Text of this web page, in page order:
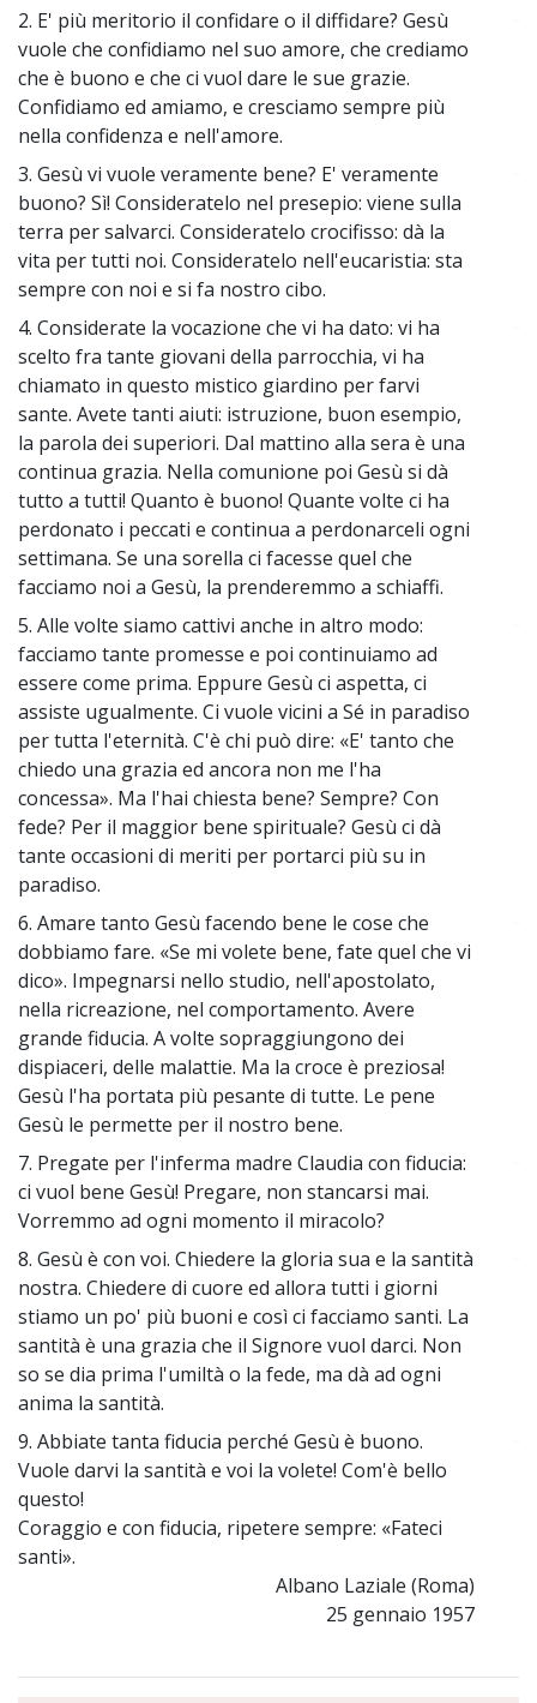
2. E' più meritorio il confidare o il diffidare? Gesù
vuole che confidiamo nel suo amore, che crediamo
che è buono e che ci vuol dare le sue grazie.
Confidiamo ed amiamo, e cresciamo sempre più
nella confidenza e nell'amore.
3. Gesù vi vuole veramente bene? E' veramente
buono? Sì! Consideratelo nel presepio: viene sulla
terra per salvarci. Consideratelo crocifisso: dà la
vita per tutti noi. Consideratelo nell'eucaristia: sta
sempre con noi e si fa nostro cibo.
4. Considerate la vocazione che vi ha dato: vi ha
scelto fra tante giovani della parrocchia, vi ha
chiamato in questo mistico giardino per farvi
sante. Avete tanti aiuti: istruzione, buon esempio,
la parola dei superiori. Dal mattino alla sera è una
continua grazia. Nella comunione poi Gesù si dà
tutto a tutti! Quanto è buono! Quante volte ci ha
perdonato i peccati e continua a perdonarceli ogni
settimana. Se una sorella ci facesse quel che
facciamo noi a Gesù, la prenderemmo a schiaffi.
5. Alle volte siamo cattivi anche in altro modo:
facciamo tante promesse e poi continuiamo ad
essere come prima. Eppure Gesù ci aspetta, ci
assiste ugualmente. Ci vuole vicini a Sé in paradiso
per tutta l'eternità. C'è chi può dire: «E' tanto che
chiedo una grazia ed ancora non me l'ha
concessa». Ma l'hai chiesta bene? Sempre? Con
fede? Per il maggior bene spirituale? Gesù ci dà
tante occasioni di meriti per portarci più su in
paradiso.
6. Amare tanto Gesù facendo bene le cose che
dobbiamo fare. «Se mi volete bene, fate quel che vi
dico». Impegnarsi nello studio, nell'apostolato,
nella ricreazione, nel comportamento. Avere
grande fiducia. A volte sopraggiungono dei
dispiaceri, delle malattie. Ma la croce è preziosa!
Gesù l'ha portata più pesante di tutte. Le pene
Gesù le permette per il nostro bene.
7. Pregate per l'inferma madre Claudia con fiducia:
ci vuol bene Gesù! Pregare, non stancarsi mai.
Vorremmo ad ogni momento il miracolo?
8. Gesù è con voi. Chiedere la gloria sua e la santità
nostra. Chiedere di cuore ed allora tutti i giorni
stiamo un po' più buoni e così ci facciamo santi. La
santità è una grazia che il Signore vuol darci. Non
so se dia prima l'umiltà o la fede, ma dà ad ogni
anima la santità.
9. Abbiate tanta fiducia perché Gesù è buono.
Vuole darvi la santità e voi la volete! Com'è bello
questo!
Coraggio e con fiducia, ripetere sempre: «Fateci
santi».
Albano Laziale (Roma)
25 gennaio 1957